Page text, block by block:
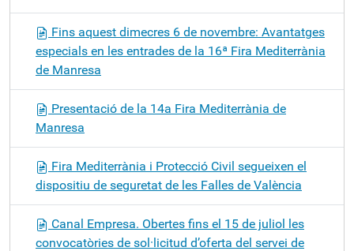
Fins aquest dimecres 6 de novembre: Avantatges
especials en les entrades de la 16ª Fira Mediterrània
de Manresa
Presentació de la 14a Fira Mediterrània de
Manresa
Fira Mediterrània i Protecció Civil segueixen el
dispositiu de seguretat de les Falles de València
Canal Empresa. Obertes fins el 15 de juliol les
convocatòries de sol·licitud d’oferta del servei de